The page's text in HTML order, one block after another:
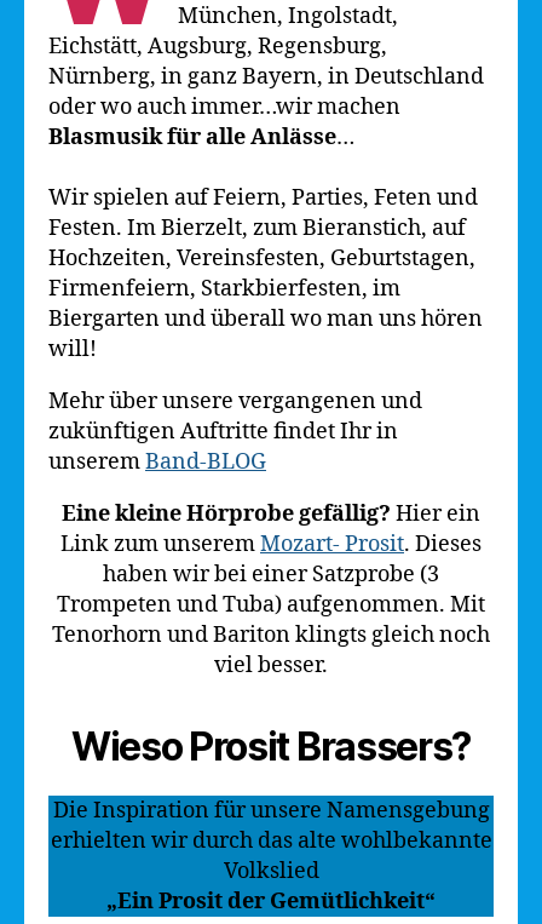
München, Ingolstadt,
Eichstätt, Augsburg, Regensburg,
Nürnberg, in ganz Bayern, in Deutschland
oder wo auch immer…wir machen
Blasmusik für alle Anlässe…
Wir spielen auf Feiern, Parties, Feten und
Festen. Im Bierzelt, zum Bieranstich, auf
Hochzeiten, Vereinsfesten, Geburtstagen,
Firmenfeiern, Starkbierfesten, im
Biergarten und überall wo man uns hören
will!
Mehr über unsere vergangenen und
zukünftigen Auftritte findet Ihr in
unseremBand-BLOG
Eine kleine Hörprobe gefällig? Hier ein
Link zum unseremMozart- Prosit. Dieses
haben wir bei einer Satzprobe (3
Trompeten und Tuba) aufgenommen. Mit
Tenorhorn und Bariton klingts gleich noch
viel besser.
Wieso Prosit Brassers?
Die Inspiration für unsere Namensgebung
erhielten wir durch das alte wohlbekannte
Volkslied
„Ein Prosit der Gemütlichkeit“